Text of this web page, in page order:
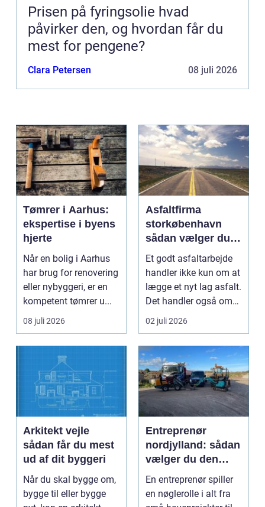
Prisen på fyringsolie hvad
påvirker den, og hvordan får du
mest for pengene?
Clara Petersen 08 juli 2026
Tømrer i Aarhus:
ekspertise i byens
hjerte
Når en bolig i Aarhus
har brug for renovering
eller nybyggeri, er en
kompetent tømrer u...
08 juli 2026
Asfaltfirma
storkøbenhavn
sådan vælger du
den rette
samarbejdspartner
Et godt asfaltarbejde
handler ikke kun om at
lægge et nyt lag asfalt.
Det handler også om
planlægnin...
02 juli 2026
Arkitekt vejle
sådan får du mest
ud af dit byggeri
Når du skal bygge om,
bygge til eller bygge
Entreprenør
nordjylland: sådan
vælger du den
rette
samarbejdspartner
til dit byggeri
En entreprenør spiller
en nøglerolle i alt fra